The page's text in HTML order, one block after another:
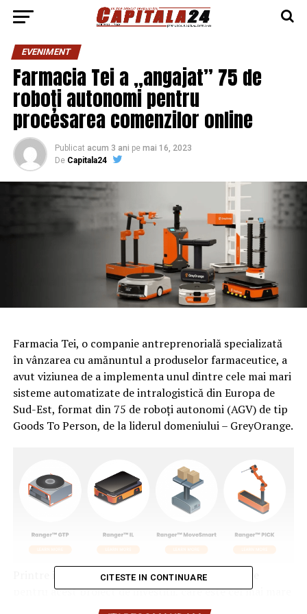
EVENIMENT
Farmacia Tei a „angajat” 75 de
roboți autonomi pentru
procesarea comenzilor online
Publicat acum 3 ani pe mai 16, 2023
De Capitala24
Farmacia Tei, o companie antreprenorială specializată
în vânzarea cu amănuntul a produselor farmaceutice, a
avut viziunea de a implementa unul dintre cele mai mari
sisteme automatizate de intralogistică din Europa de
Sud-Est, format din 75 de roboți autonomi (AGV) de tip
Goods To Person, de la liderul domeniului – GreyOrange.
Printre indicatorii de performanță avuți în vedere
pentru acest proiect de investiții, care este cel mai mare
din istoria companiei, se numără:
CITESTE IN CONTINUARE